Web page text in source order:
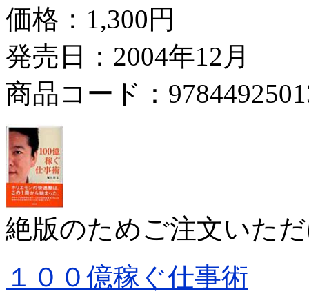
価格： 1,300円
発売日：2004年12月
商品コード：
絶版のためご注文いた
１００億稼ぐ仕事術